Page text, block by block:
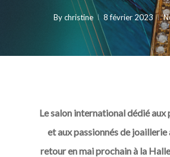
By christine 8 février 2023
Le salon international dédié aux
et aux passionnés de joaillerie
retour en mai prochain à la